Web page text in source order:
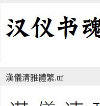
漢儀清雅體繁.ttf